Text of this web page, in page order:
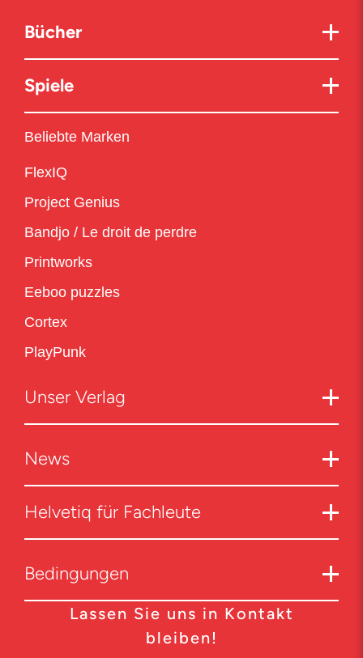
Bücher
Spiele
Beliebte Marken
FlexIQ
Project Genius
Bandjo / Le droit de perdre
Printworks
Eeboo puzzles
Cortex
PlayPunk
Unser Verlag
News
Helvetiq für Fachleute
Bedingungen
Lassen Sie uns in Kontakt
bleiben!